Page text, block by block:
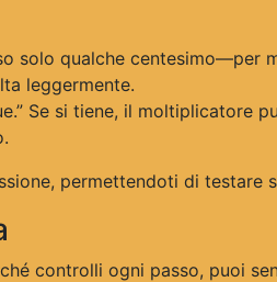
solo qualche centesimo—per
leggermente.
Se si tiene, il moltiplicatore
permettendoti di testare
controlli ogni passo, puoi